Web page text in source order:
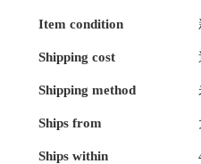
❗️ 注意事項
・モニター、スマホなど
てしまいますのでご了承
・ラミネート加工では、
・ラミネート加工のシー
ますので、お気をつけ下
Item condition
Shipping cost
Shipping method
Ships from
Ships within